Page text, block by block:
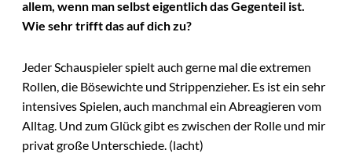
allem, wenn man selbst eigentlich das Gegenteil ist.
Wie sehr trifft das auf dich zu?
Jeder Schauspieler spielt auch gerne mal die extremen
Rollen, die Bösewichte und Strippenzieher. Es ist ein sehr
intensives Spielen, auch manchmal ein Abreagieren vom
Alltag. Und zum Glück gibt es zwischen der Rolle und mir
privat große Unterschiede. (lacht)